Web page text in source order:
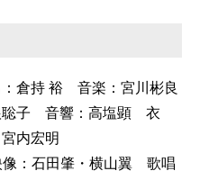
倉持 裕 音楽：宮川彬良
聡子 音響：高塩顕 衣
内宏明
：石田肇・横山翼 歌唱